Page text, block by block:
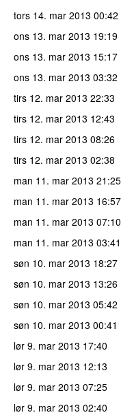
tors 14. mar 2013 00:42
ons 13. mar 2013 19:19
ons 13. mar 2013 15:17
ons 13. mar 2013 03:32
tirs 12. mar 2013 22:33
tirs 12. mar 2013 12:43
tirs 12. mar 2013 08:26
tirs 12. mar 2013 02:38
man 11. mar 2013 21:25
man 11. mar 2013 16:57
man 11. mar 2013 07:10
man 11. mar 2013 03:41
søn 10. mar 2013 18:27
søn 10. mar 2013 13:26
søn 10. mar 2013 05:42
søn 10. mar 2013 00:41
lør 9. mar 2013 17:40
lør 9. mar 2013 12:13
lør 9. mar 2013 07:25
lør 9. mar 2013 02:40